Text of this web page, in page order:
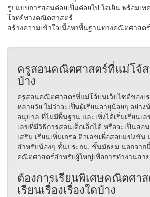
รูปแบบการสอนค่อยเป็นค่อยไป ใจเย็น พร้อมเ
โจทย์ทางคณิตศาสตร์
สร้างความเข้าใจเนื้อหาพื้นฐานทางคณิตศาสต
ครูสอนคณิตศาสตร์ที่แม่โจ้ส
บ้าง
ครูสอนคณิตศาสตร์ที่แม่โจ้บนเว็บไซต์ของเ
หลายวัย ไม่ว่าจะเป็นผู้เรียนอายุน้อยๆ อย่าง
อนุบาล ที่ไม่มีพื้นฐาน และเพิ่งได้เริ่มเรียนเ
เลขที่มีวิธีการสอนเด็กเล็กได้ หรือจะเป็นสอ
เสริม เรียนเพิ่มเกรด ติวเลขเพื่อสอบแข่งขัน
สำหรับน้องๆ ชั้นประถม, ชั้นมัธยม นอกจาก
คณิตศาสตร์สำหรับผู้ใหญ่เพื่อการทำงานสา
ต้องการเรียนพิเศษคณิตศา
เรียนเรื่องเรื่องใดบ้าง